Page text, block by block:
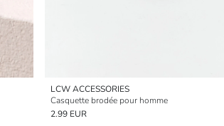
LCW ACCESSORIES
Casquette brodée pour homme
2.99 EUR